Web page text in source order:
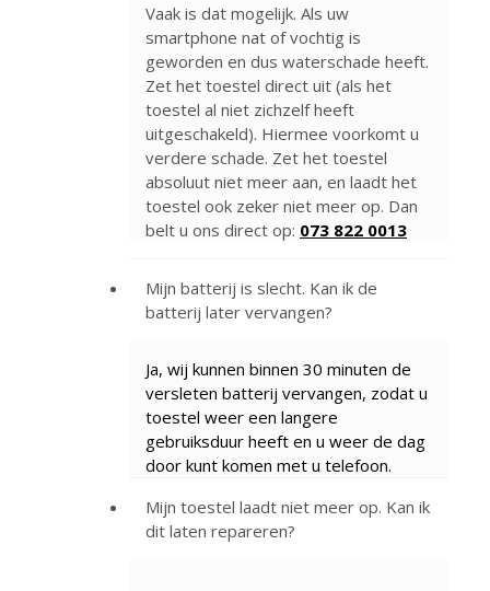
Vaak is dat mogelijk. Als uw
smartphone nat of vochtig is
geworden en dus waterschade heeft.
Zet het toestel direct uit (als het
toestel al niet zichzelf heeft
uitgeschakeld). Hiermee voorkomt u
verdere schade. Zet het toestel
absoluut niet meer aan, en laadt het
toestel ook zeker niet meer op. Dan
belt u ons direct op: 073 822 0013
Mijn batterij is slecht. Kan ik de
batterij later vervangen?
Ja, wij kunnen binnen 30 minuten de
versleten batterij vervangen, zodat u
toestel weer een langere
gebruiksduur heeft en u weer de dag
door kunt komen met u telefoon.
Mijn toestel laadt niet meer op. Kan ik
dit laten repareren?